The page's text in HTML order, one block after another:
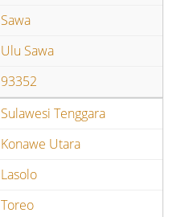
Sawa
Ulu Sawa
93352
Sulawesi Tenggara
Konawe Utara
Lasolo
Toreo